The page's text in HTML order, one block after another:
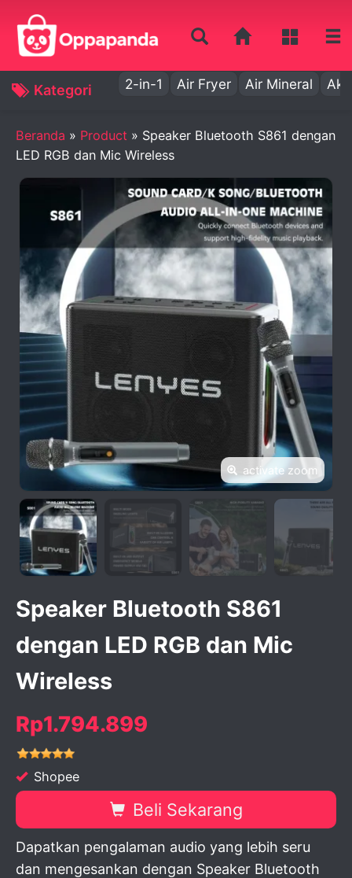
Kategori 2-in-1 Air Fryer Air Mineral Aki
Beranda » Product » Speaker Bluetooth S861 dengan
LED RGB dan Mic Wireless
activate zoom
Speaker Bluetooth S861
dengan LED RGB dan Mic
Wireless
Rp1.794.899
Shopee
Beli Sekarang
Dapatkan pengalaman audio yang lebih seru
dan mengesankan dengan Speaker Bluetooth